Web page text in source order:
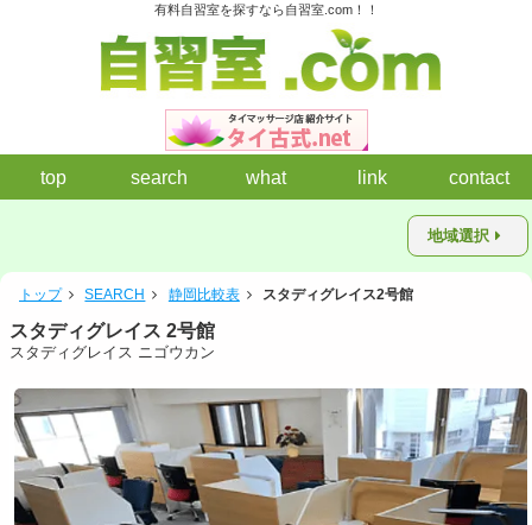
有料自習室を探すなら自習室.com！！
top search what link contact
地域選択
トップ SEARCH 静岡比較表 スタディグレイス2号館
スタディグレイス 2号館
スタディグレイス ニゴウカン